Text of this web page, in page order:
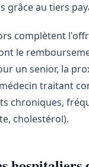
grâce au tiers
complètent
le
un senior, la
traitant
chroniques,
cholestérol).